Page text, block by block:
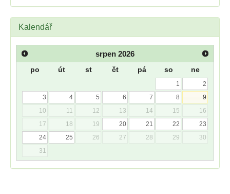
Kalendář
srpen 2026
po út st čt pá so ne
1
2
3
4 5 6 7 8
9
10
11 12 13 14 15
16
17
18 19 20 21 22
23
24
25 26 27 28 29
30
31